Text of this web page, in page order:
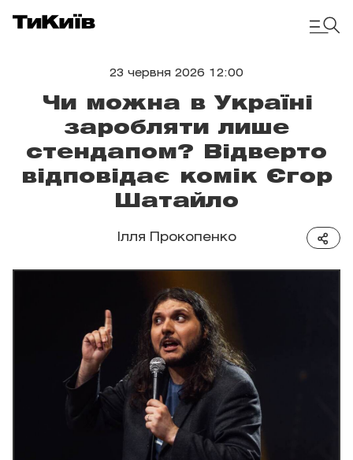
23 червня 2026 12:00
Чи можна в Україні
заробляти лише
стендапом? Відверто
відповідає комік Єгор
Шатайло
Ілля Прокопенко